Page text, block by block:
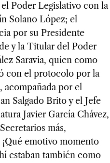
Poder Legislativo con la
Solano López; el
por su Presidente
y la Titular del Poder
Saravia, quien como
con el protocolo por la
acompañada por el
Salgado Brito y el Jefe
Javier García Chávez,
más,
emotivo momento
estaban también como